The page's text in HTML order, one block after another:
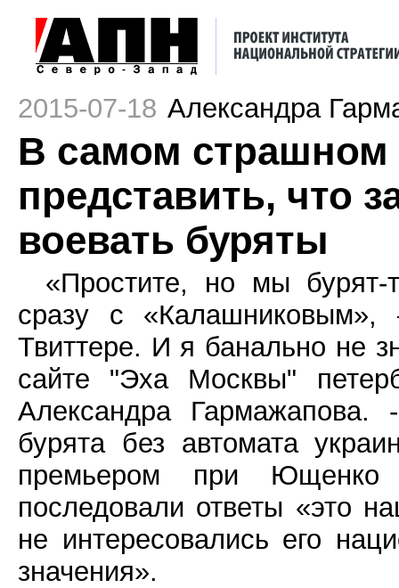
2015-07-18 Александра
В самом страшном
представить, что
воевать буряты
«Простите, но мы
сразу с
Твиттере. И я банально не
сайте "Эха Москвы"
Александра
бурята без автомата
премьером при
последовали ответы «это
не интересовались его
значения».